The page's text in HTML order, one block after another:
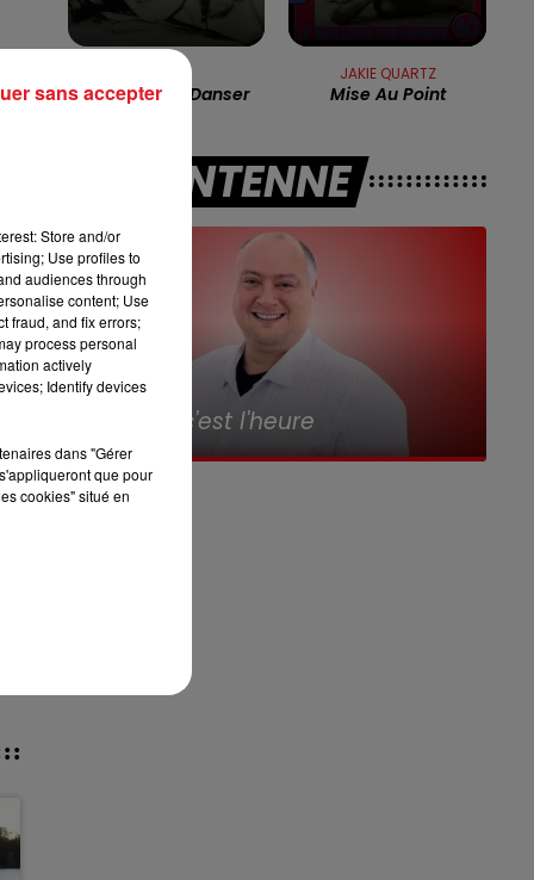
16h00 - 19h00
LE JUKEBOX RDL
Laissez-Moi Danser
JAKIE QUARTZ
Mise Au Point
A L'ANTENNE
7h00 - 10h00
Debout c'est l'heure
Store and/or
Use profiles to
audiences through
content; Use
fraud, and fix errors;
process personal
actively
Identify devices
dans "Gérer
que pour
cookies" situé en
sans accepter